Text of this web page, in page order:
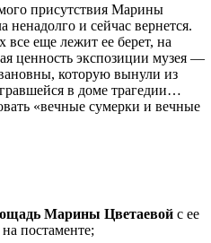
присутствия Марины
и сейчас вернется.
еще лежит ее берет, на
ценность экспозиции музея —
которую вынули из
в доме трагедии…
«вечные сумерки и вечные
Марины Цветаевой с ее
постаменте;